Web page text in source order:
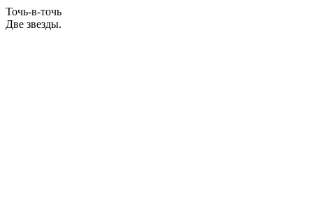
Точь-в-точь
Две звезды.